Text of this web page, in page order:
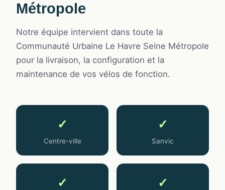
Métropole
Notre équipe intervient dans toute la
Communauté Urbaine Le Havre Seine Métropole
pour la livraison, la configuration et la
maintenance de vos vélos de fonction.
✓
Centre-ville
✓
Sanvic
✓ ✓